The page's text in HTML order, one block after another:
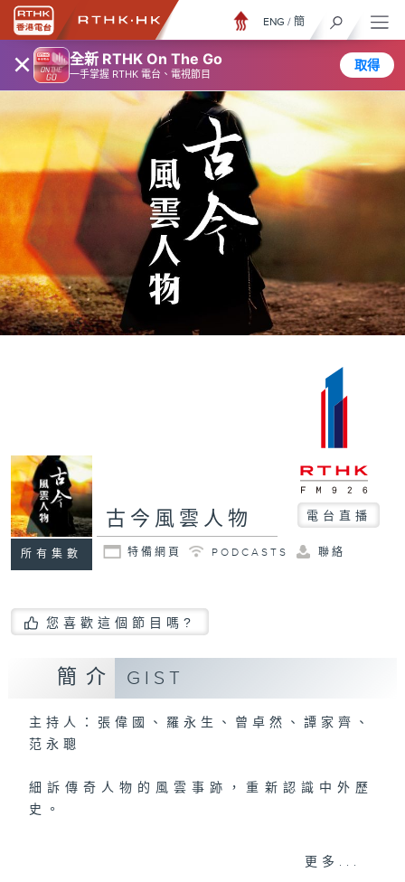
× 全新 RTHK On The Go
一手掌握 RTHK 電台、電視節目
取得
ENG / 簡
所有集數
古今風雲人物 電台直播
特備網頁 PODCASTS 聯絡
您喜歡這個節目嗎?
簡介 GIST
主持人：張偉國、羅永生、曾卓然、譚家齊、
范永聰
細訴傳奇人物的風雲事跡，重新認識中外歷
史。
香港電台文教組製作，逢星期六晚8:00，香
更多...